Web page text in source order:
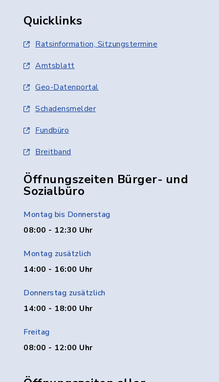
Quicklinks
Ratsinformation, Sitzungstermine
Amtsblatt
Geo-Datenportal
Schadensmelder
Fundbüro
Breitband
Öffnungszeiten Bürger- und
Sozialbüro
Montag bis Donnerstag
08:00 - 12:30 Uhr
Montag zusätzlich
14:00 - 16:00 Uhr
Donnerstag zusätzlich
14:00 - 18:00 Uhr
Freitag
08:00 - 12:00 Uhr